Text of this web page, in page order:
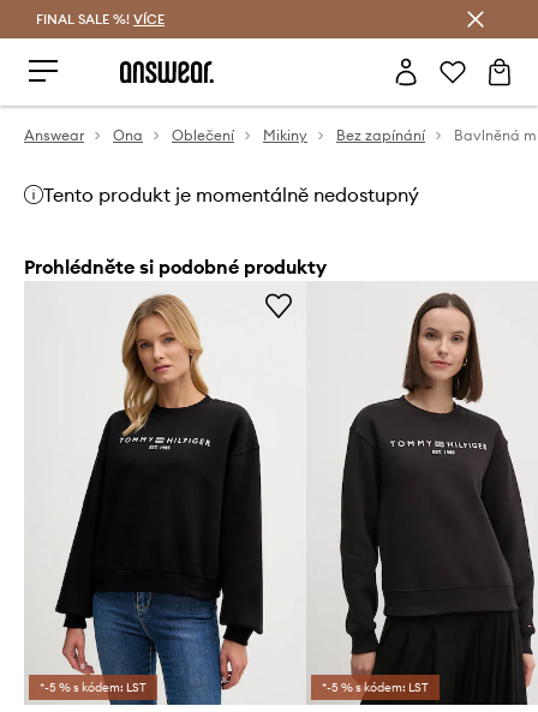
FINAL SALE %! VÍCE
Answear Ona Oblečení Mikiny Bez zapínání Bavlněná
Tento produkt je momentálně nedostupný
Prohlédněte si podobné produkty
*-5 % s kódem: LST *-5 % s kódem: LST